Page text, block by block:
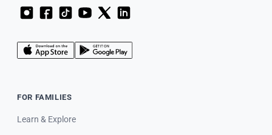
FOR FAMILIES
Learn & Explore